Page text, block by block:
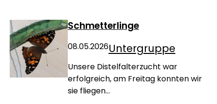
Schmetterlinge
08.05.2026Untergruppe
Unsere Distelfalterzucht war
erfolgreich, am Freitag konnten wir
sie fliegen...